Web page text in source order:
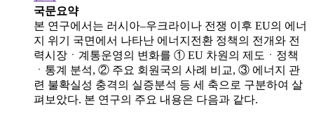
국문요약
본 연구에서는 러시아–우크라이나 전쟁 이후 EU의 에너
지 위기 국면에서 나타난 에너지전환 정책의 전개와 전
력시장ㆍ계통운영의 변화를 ① EU 차원의 제도ㆍ정책
ㆍ통계 분석, ② 주요 회원국의 사례 비교, ③ 에너지 관
련 불확실성 충격의 실증분석 등 세 축으로 구분하여 살
펴보았다. 본 연구의 주요 내용은 다음과 같다.